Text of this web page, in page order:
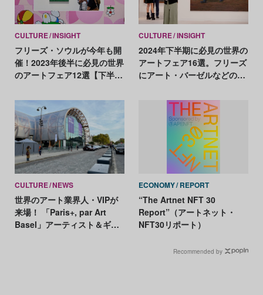
CULTURE INSIGHT
フリーズ・ソウルが今年も開
催！2023年後半に必見の世界
のアートフェア12選【下半期
CULTURE INSIGHT
2024年下半期に必見の世界の
アートフェア16選。フリーズ
にアート・バーゼルなどの主
トが集う気鋭まで
CULTURE NEWS
世界のアート業界人・VIPが
来場！ 「Paris+, par Art
Basel」アーティスト＆ギャ
ECONOMY REPORT
“The Artnet NFT 30
Report”（アートネット・
NFT30リポート）
Recommended by